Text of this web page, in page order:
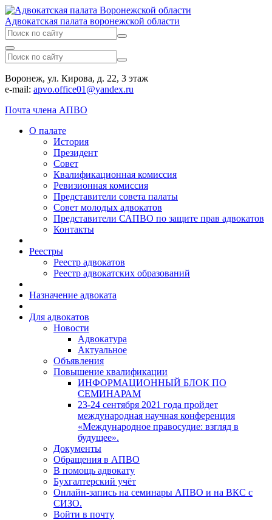
Адвокатская палата воронежской области
Воронеж, ул. Кирова, д. 22, 3 этаж
e-mail: apvo.office01@yandex.ru
Почта члена АПВО
О палате
История
Президент
Совет
Квалификационная комиссия
Ревизионная комиссия
Представители совета палаты
Совет молодых адвокатов
Представители САПВО по защите прав адвокатов
Контакты
Реестры
Реестр адвокатов
Реестр адвокатских образований
Назначение адвоката
Для адвокатов
Новости
Адвокатура
Актуальное
Объявления
Повышение квалификации
ИНФОРМАЦИОННЫЙ БЛОК ПО
СЕМИНАРАМ
23-24 сентября 2021 года пройдет
международная научная конференция
«Международное правосудие: взгляд в
будущее».
Документы
Обращения в АПВО
В помощь адвокату
Бухгалтерский учёт
Онлайн-запись на семинары АПВО и на ВКС с
СИЗО.
Войти в почту